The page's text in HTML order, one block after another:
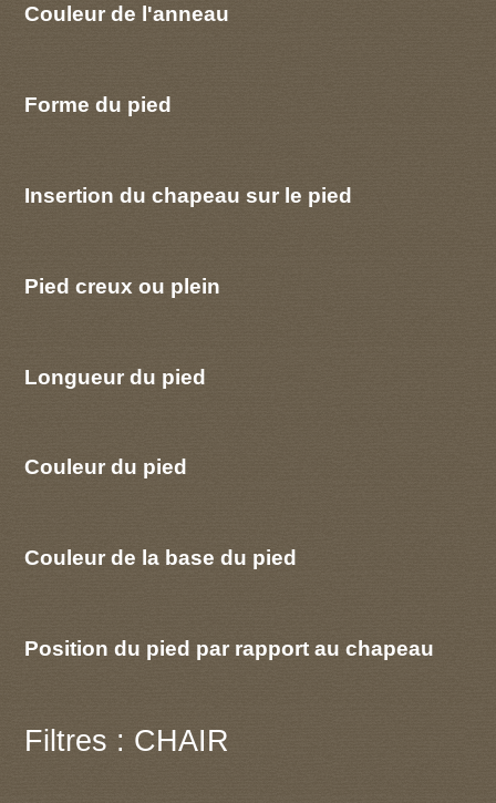
Couleur de l'anneau
Forme du pied
Insertion du chapeau sur le pied
Pied creux ou plein
Longueur du pied
Couleur du pied
Couleur de la base du pied
Position du pied par rapport au chapeau
Filtres : CHAIR